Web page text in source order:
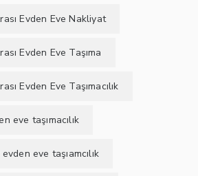
Evden Eve Nakliyat
Evden Eve Taşıma
Evden Eve Taşımacılık
eve taşımacılık
eve taşıamcılık